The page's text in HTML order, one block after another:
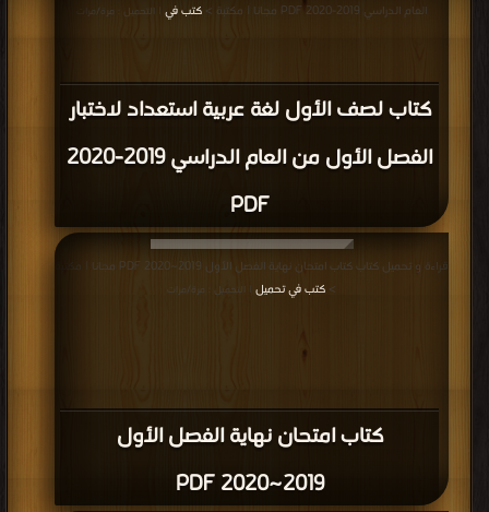
كتاب لصف الأول لغة عربية استعداد لاختبار
الفصل الأول من العام الدراسي 2019-2020
PDF
العام الدراسي 2019-2020 PDF مجانا | مكتبة >
كتب في | التحميل : مرة/مرات
كتاب امتحان نهاية الفصل الأول
2019~2020 PDF
قراءة و تحميل كتاب كتاب امتحان نهاية الفصل الأول 2019~2020 PDF مجانا | مكتبة
> كتب في تحميل | التحميل : مرة/مرات